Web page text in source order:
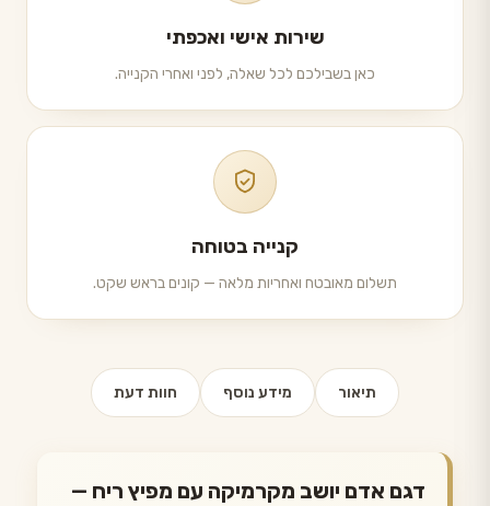
שירות אישי ואכפתי
כאן בשבילכם לכל שאלה, לפני ואחרי הקנייה.
קנייה בטוחה
תשלום מאובטח ואחריות מלאה — קונים בראש שקט.
תיאור מידע נוסף חוות דעת
דגם אדם יושב מקרמיקה עם מפיץ ריח —